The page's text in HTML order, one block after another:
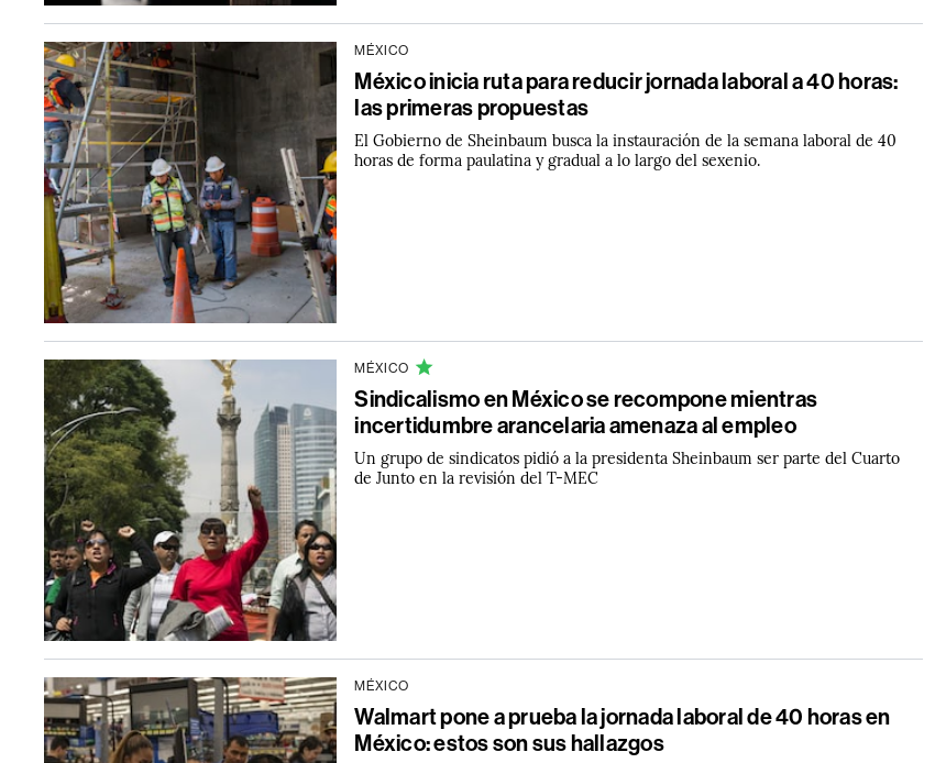
MÉXICO
México inicia ruta para reducir jornada laboral a 40 horas:
las primeras propuestas
El Gobierno de Sheinbaum busca la instauración de la semana laboral de 40
horas de forma paulatina y gradual a lo largo del sexenio.
MÉXICO
Sindicalismo en México se recompone mientras
incertidumbre arancelaria amenaza al empleo
Un grupo de sindicatos pidió a la presidenta Sheinbaum ser parte del Cuarto
de Junto en la revisión del T-MEC
MÉXICO
Walmart pone a prueba la jornada laboral de 40 horas en
México: estos son sus hallazgos